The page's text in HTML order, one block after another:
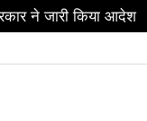
ने जारी किया आदेश